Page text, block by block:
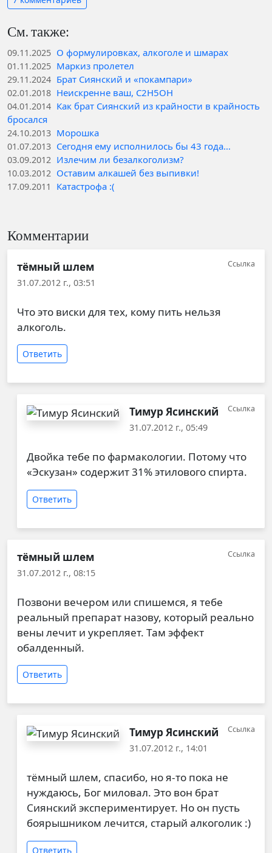
См. также:
09.11.2025 О формулировках, алкоголе и шмарах
01.11.2025 Маркиз пролетел
29.11.2024 Брат Сиянский и «покампари»
02.01.2018 Неискренне ваш, C2H5OH
04.01.2014 Как брат Сиянский из крайности в крайность
бросался
24.10.2013 Морошка
01.07.2013 Сегодня ему исполнилось бы 43 года…
03.09.2012 Излечим ли безалкоголизм?
10.03.2012 Оставим алкашей без выпивки!
17.09.2011 Катастрофа :(
Комментарии
Ссылка
тёмный шлем
31.07.2012 г., 03:51
Что это виски для тех, кому пить нельзя
алкоголь.
Ответить
Ссылка
Тимур Ясинский
31.07.2012 г., 05:49
Двойка тебе по фармакологии. Потому что
«Эскузан» содержит 31% этилового спирта.
Ответить
Ссылка
тёмный шлем
31.07.2012 г., 08:15
Позвони вечером или спишемся, я тебе
реальный препарат назову, который реально
вены лечит и укрепляет. Там эффект
обалденный.
Ответить
Ссылка
Тимур Ясинский
31.07.2012 г., 14:01
тёмный шлем, спасибо, но я-то пока не
нуждаюсь, Бог миловал. Это вон брат
Сиянский экспериментирует. Но он пусть
боярышником лечится, старый алкоголик :)
Ответить